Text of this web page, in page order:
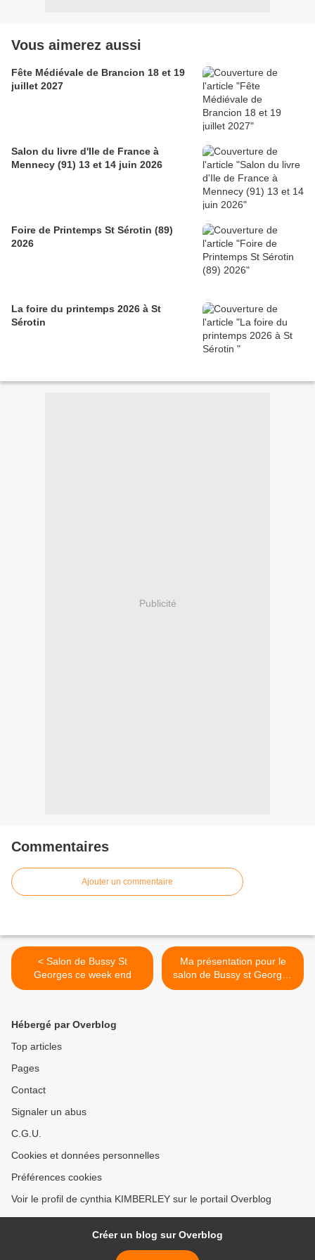
Vous aimerez aussi
Fête Médiévale de Brancion 18 et 19
juillet 2027
Salon du livre d'Ile de France à
Mennecy (91) 13 et 14 juin 2026
Foire de Printemps St Sérotin (89)
2026
La foire du printemps 2026 à St
Sérotin
Publicité
Commentaires
Ajouter un commentaire
< Salon de Bussy St
Georges ce week end
Ma présentation pour le
salon de Bussy st Georges
>
Hébergé par Overblog
Top articles
Pages
Contact
Signaler un abus
C.G.U.
Cookies et données personnelles
Préférences cookies
Voir le profil de cynthia KIMBERLEY sur le portail Overblog
Créer un blog sur Overblog